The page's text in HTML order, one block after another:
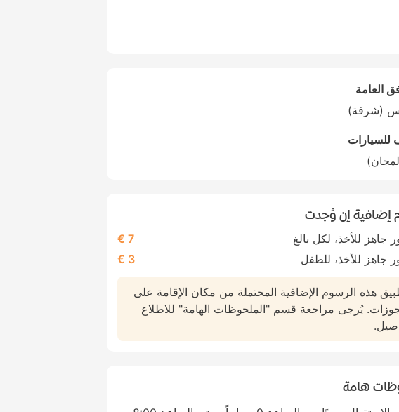
العامة
(شرفة)
للسيارات
إضافية إن وُجدت
للأخذ، لكل بالغ
7 €
جاهز للأخذ، للطفل
3 €
هذه الرسوم الإضافية المحتملة من مكان الإقامة على
يُرجى مراجعة قسم "الملحوظات الهامة" للاطلاع
هامة